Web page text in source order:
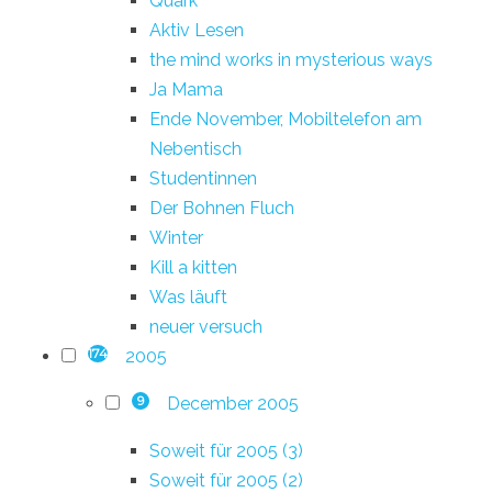
Aktiv Lesen
the mind works in mysterious ways
Ja Mama
Ende November, Mobiltelefon am
Nebentisch
Studentinnen
Der Bohnen Fluch
Winter
Kill a kitten
Was läuft
neuer versuch
174 2005
9 December 2005
Soweit für 2005 (3)
Soweit für 2005 (2)